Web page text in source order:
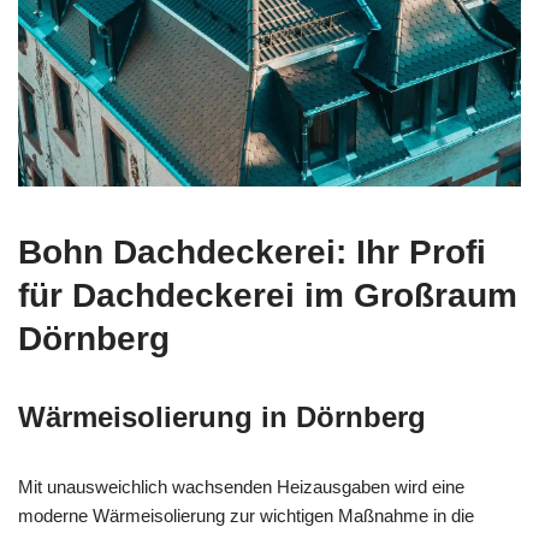
Bohn Dachdeckerei: Ihr Profi
für Dachdeckerei im Großraum
Dörnberg
Wärmeisolierung in Dörnberg
Mit unausweichlich wachsenden Heizausgaben wird eine
moderne Wärmeisolierung zur wichtigen Maßnahme in die